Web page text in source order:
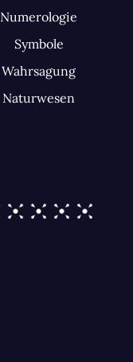
Numerologie
Symbole
Wahrsagung
Naturwesen